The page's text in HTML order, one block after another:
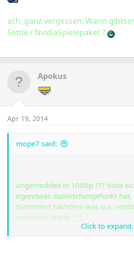
ach, ganz vergessen: Wann
Settle / NvidiaSpielepaket ?
Apokus
Apr 19, 2014
mope7 said:
ungemodded in 1080p ??? biste
irgendwas dazwischengefunkt hat,
zumindest nachdem was u.a.
utopische Werte °_°
anyway, ich verstehe die
Click to